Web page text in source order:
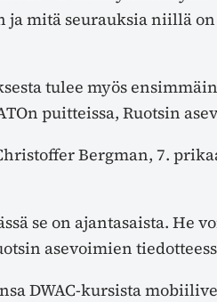
mitä seurauksia niillä
tulee myös
puitteissa, Ruotsin
Bergman, 7.
se on ajantasaista. He
asevoimien
DWAC-kursista